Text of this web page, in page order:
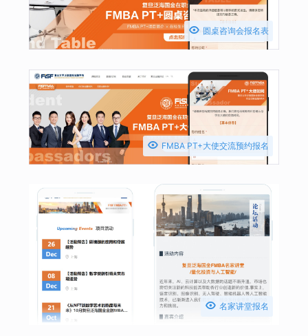
 圆桌咨询会报名表
 FMBA PT+大使交流预约报名
 名家讲堂报名